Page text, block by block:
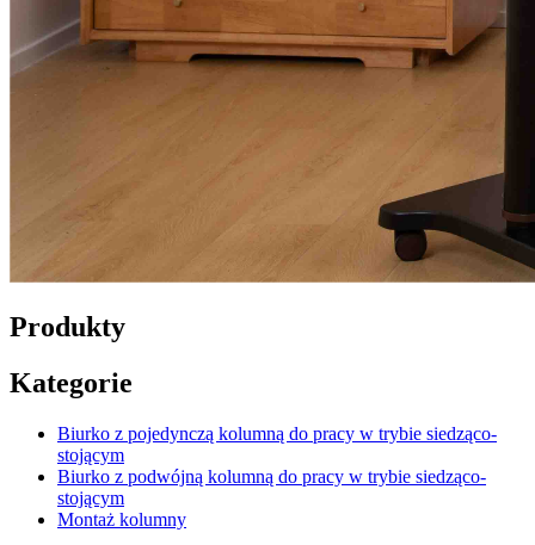
Produkty
Kategorie
Biurko z pojedynczą kolumną do pracy w trybie siedząco-
stojącym
Biurko z podwójną kolumną do pracy w trybie siedząco-
stojącym
Montaż kolumny